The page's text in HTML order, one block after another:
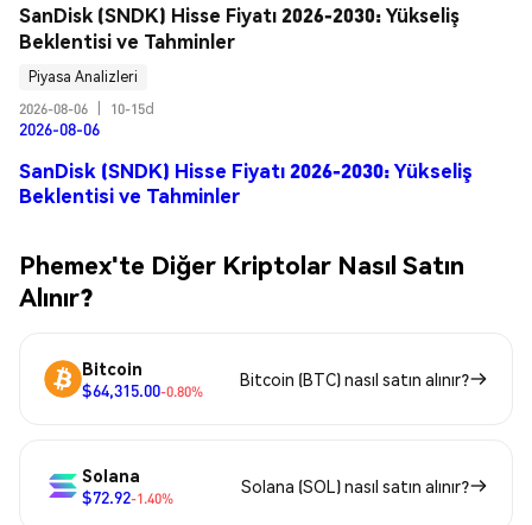
SanDisk (SNDK) Hisse Fiyatı 2026-2030: Yükseliş
Beklentisi ve Tahminler
Piyasa Analizleri
2026-08-06
10-15d
2026-08-06
SanDisk (SNDK) Hisse Fiyatı 2026-2030: Yükseliş
Beklentisi ve Tahminler
Phemex'te Diğer Kriptolar Nasıl Satın
Alınır?
Bitcoin
$64,315.00-0.80%
Bitcoin (BTC) nasıl satın alınır?
Solana
$72.92-1.40%
Solana (SOL) nasıl satın alınır?